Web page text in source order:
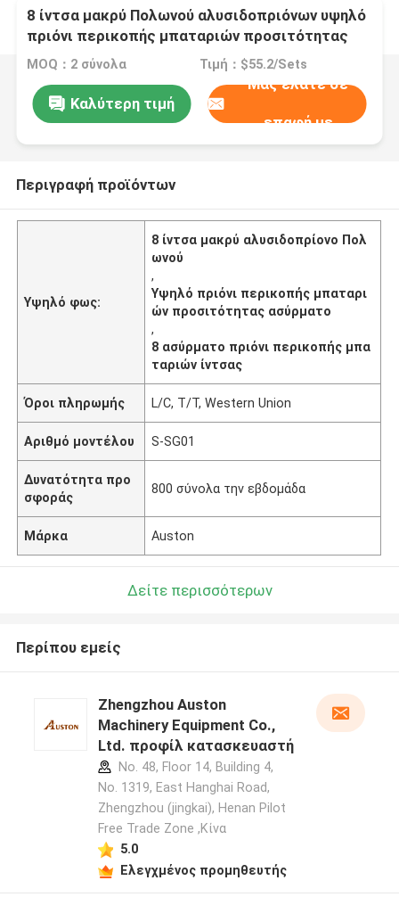
Αφήστε ένα μήνυμα
We bellen je snel terug!
8 ίντσα μακρύ Πολωνού αλυσιδοπριόνων υψηλό
πριόνι περικοπής μπαταριών προσιτότητας
ασύρματο
MOQ：2 σύνολα Τιμή：$55.2/Sets
Καλύτερη τιμή
Μας ελάτε σε
επαφή με
Περιγραφή προϊόντων
Υψηλό φως:
8 ίντσα μακρύ αλυσιδοπρίονο Πολ
ωνού
,
Υψηλό πριόνι περικοπής μπαταρι
ών προσιτότητας ασύρματο
,
8 ασύρματο πριόνι περικοπής μπα
ταριών ίντσας
Όροι πληρωμής L/C, T/T, Western Union
Αριθμό μοντέλου S-SG01
Δυνατότητα προ
σφοράς
800 σύνολα την εβδομάδα
Μάρκα Auston
Δείτε περισσότερων
Περίπου εμείς
Zhengzhou Auston
Machinery Equipment Co.,
Ltd. προφίλ κατασκευαστή
No. 48, Floor 14, Building 4,
No. 1319, East Hanghai Road,
Zhengzhou (jingkai), Henan Pilot
Free Trade Zone ,Κίνα
5.0
Ελεγχμένος προμηθευτής